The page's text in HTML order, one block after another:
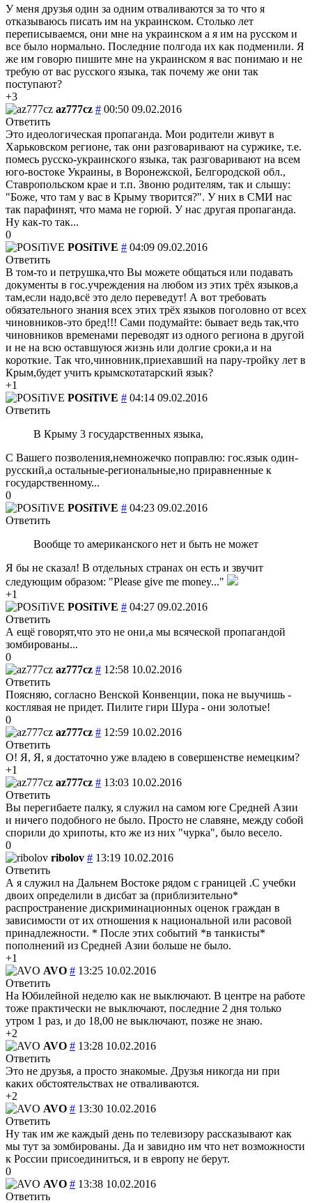
У меня друзья один за одним отваливаются за то что я
отказываюсь писать им на украинском. Столько лет
переписываемся, они мне на украинском а я им на русском и
все было нормально. Последние полгода их как подменили. Я
же им говорю пишите мне на украинском я вас понимаю и не
требую от вас русского языка, так почему же они так
поступают?
+3
az777cz # 00:50 09.02.2016
Ответить
Это идеологическая пропаганда. Мои родители живут в
Харьковском регионе, так они разговаривают на суржике, т.е.
помесь русско-украинского языка, так разговаривают на всем
юго-востоке Украины, в Воронежской, Белгородской обл.,
Ставропольском крае и т.п. Звоню родителям, так и слышу:
"Боже, что там у вас в Крыму творится?". У них в СМИ нас
так парафинят, что мама не горюй. У нас другая пропаганда.
Ну как-то так...
0
POSiTiVE # 04:09 09.02.2016
Ответить
В том-то и петрушка,что Вы можете общаться или подавать
документы в гос.учреждения на любом из этих трёх языков,а
там,если надо,всё это дело переведут! А вот требовать
обязательного знания всех этих трёх языков поголовно от всех
чиновников-это бред!!! Сами подумайте: бывает ведь так,что
чиновников временами переводят из одного региона в другой
и не на всю оставшуюся жизнь или долгие сроки,а и на
короткие. Так что,чиновник,приехавший на пару-тройку лет в
Крым,будет учить крымскотатарский язык?
+1
POSiTiVE # 04:14 09.02.2016
Ответить
В Крыму 3 государственных языка,
С Вашего позволения,немножечко поправлю: гос.язык один-
русский,а остальные-региональные,но приравненные к
государственному...
0
POSiTiVE # 04:23 09.02.2016
Ответить
Вообще то американского нет и быть не может
Я бы не сказал! В отдельных странах он есть и звучит
следующим образом: "Please give me money..."
+1
POSiTiVE # 04:27 09.02.2016
Ответить
А ещё говорят,что это не они,а мы всяческой пропагандой
зомбированы...
0
az777cz # 12:58 10.02.2016
Ответить
Поясняю, согласно Венской Конвенции, пока не выучишь -
костлявая не придет. Пилите гири Шура - они золотые!
0
az777cz # 12:59 10.02.2016
Ответить
О! Я, Я, я достаточно уже владею в совершенстве немецким?
+1
az777cz # 13:03 10.02.2016
Ответить
Вы перегибаете палку, я служил на самом юге Средней Азии
и ничего подобного не было. Просто не славяне, между собой
спорили до хрипоты, кто же из них "чурка", было весело.
0
ribolov # 13:19 10.02.2016
Ответить
А я служил на Дальнем Востоке рядом с границей .С учебки
двоих определили в дисбат за (приблизительно*
распространение дискриминационных оценок граждан в
зависимости от их отношения к национальной или расовой
принадлежности. * После этих событий *в танкисты*
пополнений из Средней Азии больше не было.
+1
AVO # 13:25 10.02.2016
Ответить
На Юбилейной неделю как не выключают. В центре на работе
тоже практически не выключают, последние 2 дня только
утром 1 раз, и до 18,00 не выключают, позже не знаю.
+2
AVO # 13:28 10.02.2016
Ответить
Это не друзья, а просто знакомые. Друзья никогда ни при
каких обстоятельствах не отваливаются.
+2
AVO # 13:30 10.02.2016
Ответить
Ну так им же каждый день по телевизору рассказывают как
мы тут за зомбированы. Да и завидно им что нет возможности
к России присоединиться, и в европу не берут.
0
AVO # 13:38 10.02.2016
Ответить